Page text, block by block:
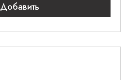
Добавить